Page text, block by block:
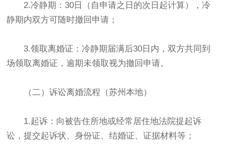
2.冷静期：30日（自申请之日的次日起计算），冷
静期内双方可随时撤回申请；
3.领取离婚证：冷静期届满后30日内，双方共同到
场领取离婚证，逾期未领取视为撤回申请。
（二）诉讼离婚流程（苏州本地）
1.起诉：向被告住所地或经常居住地法院提起诉
讼，提交起诉状、身份证、结婚证、证据材料等；